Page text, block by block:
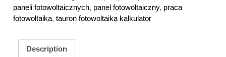
paneli fotowoltaicznych, panel fotowoltaiczny, praca
fotowoltaika,tauron fotowoltaika kalkulator
Description